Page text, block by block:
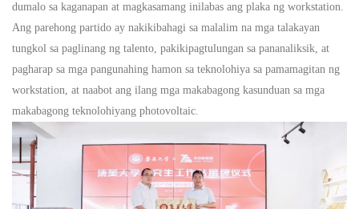
dumalo sa kaganapan at magkasamang inilabas ang plaka ng workstation.
Ang parehong partido ay nakikibahagi sa malalim na mga talakayan
tungkol sa paglinang ng talento, pakikipagtulungan sa pananaliksik, at
pagharap sa mga pangunahing hamon sa teknolohiya sa pamamagitan ng
workstation, at naabot ang ilang mga makabagong kasunduan sa mga
makabagong teknolohiyang photovoltaic.